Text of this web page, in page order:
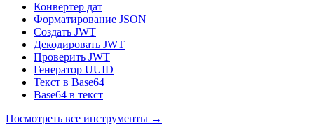
Конвертер дат
Форматирование JSON
Создать JWT
Декодировать JWT
Проверить JWT
Генератор UUID
Текст в Base64
Base64 в текст
Посмотреть все инструменты →